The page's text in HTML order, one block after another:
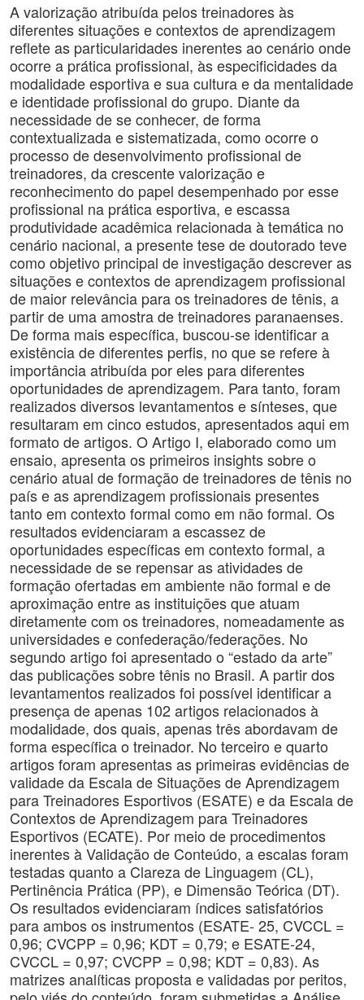
A valorização atribuída pelos treinadores às
diferentes situações e contextos de aprendizagem
reflete as particularidades inerentes ao cenário onde
ocorre a prática profissional, às especificidades da
modalidade esportiva e sua cultura e da mentalidade
e identidade profissional do grupo. Diante da
necessidade de se conhecer, de forma
contextualizada e sistematizada, como ocorre o
processo de desenvolvimento profissional de
treinadores, da crescente valorização e
reconhecimento do papel desempenhado por esse
profissional na prática esportiva, e escassa
produtividade acadêmica relacionada à temática no
cenário nacional, a presente tese de doutorado teve
como objetivo principal de investigação descrever as
situações e contextos de aprendizagem profissional
de maior relevância para os treinadores de tênis, a
partir de uma amostra de treinadores paranaenses.
De forma mais específica, buscou-se identificar a
existência de diferentes perfis, no que se refere à
importância atribuída por eles para diferentes
oportunidades de aprendizagem. Para tanto, foram
realizados diversos levantamentos e sínteses, que
resultaram em cinco estudos, apresentados aqui em
formato de artigos. O Artigo I, elaborado como um
ensaio, apresenta os primeiros insights sobre o
cenário atual de formação de treinadores de tênis no
país e as aprendizagem profissionais presentes
tanto em contexto formal como em não formal. Os
resultados evidenciaram a escassez de
oportunidades específicas em contexto formal, a
necessidade de se repensar as atividades de
formação ofertadas em ambiente não formal e de
aproximação entre as instituições que atuam
diretamente com os treinadores, nomeadamente as
universidades e confederação/federações. No
segundo artigo foi apresentado o “estado da arte”
das publicações sobre tênis no Brasil. A partir dos
levantamentos realizados foi possível identificar a
presença de apenas 102 artigos relacionados à
modalidade, dos quais, apenas três abordavam de
forma específica o treinador. No terceiro e quarto
artigos foram apresentas as primeiras evidências de
validade da Escala de Situações de Aprendizagem
para Treinadores Esportivos (ESATE) e da Escala de
Contextos de Aprendizagem para Treinadores
Esportivos (ECATE). Por meio de procedimentos
inerentes à Validação de Conteúdo, a escalas foram
testadas quanto a Clareza de Linguagem (CL),
Pertinência Prática (PP), e Dimensão Teórica (DT).
Os resultados evidenciaram índices satisfatórios
para ambos os instrumentos (ESATE- 25, CVCCL =
0,96; CVCPP = 0,96; KDT = 0,79; e ESATE-24,
CVCCL = 0,97; CVCPP = 0,98; KDT = 0,83). As
matrizes analíticas proposta e validadas por peritos,